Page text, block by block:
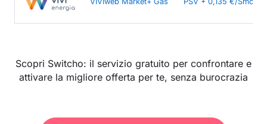
Scopri Switcho: il servizio gratuito per confrontare e
attivare la migliore offerta per te, senza burocrazia